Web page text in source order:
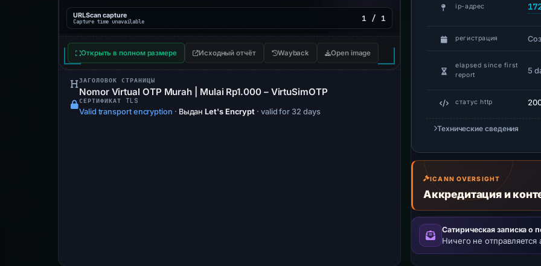
URLScan capture
Capture time unavailable 1 / 1
Открыть в полном размере Исходный отчёт Wayback Open image
ЗАГОЛОВОК СТРАНИЦЫ
Nomor Virtual OTP Murah | Mulai Rp1.000 – VirtuSimOTP
СЕРТИФИКАТ TLS
Valid transport encryption · ВыданLet's Encrypt · valid for 32 days
ip-адрес
регистрация
elapsed since first
report
5
статус http
Технические сведения
ICANN OVERSIGHT
Аккредитация и
Сатирическая записка о
Ничего не отправляется